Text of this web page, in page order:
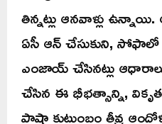
తిన్నట్లు ఆనవాళ్లు
ఏసీ ఆన్ చేసుకుని, సోఫాలో
ఎంజాయ్ చేసినట్లు
చేసిన ఈ భీభత్సాన్ని,
పాషా కుటుంబం తీవ్ర